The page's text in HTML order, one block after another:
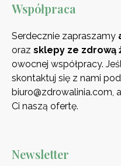
Współpraca
Serdecznie zapraszamy
oraz sklepy ze zdrową
owocnej współpracy.
skontaktuj się z nami
biuro@zdrowalinia.com,
Ci naszą ofertę.
Newsletter